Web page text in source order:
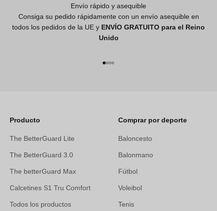
Envío rápido y asequible
Consiga su pedido rápidamente con un envío asequible en
todos los pedidos de la UE y ENVÍO GRATUITO para el Reino
Unido
Producto
The BetterGuard Lite
The BetterGuard 3.0
The betterGuard Max
Calcetines S1 Tru Comfort
Todos los productos
Comprar por deporte
Baloncesto
Balonmano
Fútbol
Voleibol
Tenis